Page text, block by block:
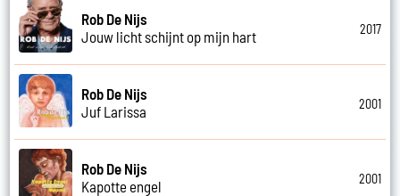
Rob De Nijs
Jouw licht schijnt op mijn hart
2017
Rob De Nijs
Juf Larissa
2001
Rob De Nijs
Kapotte engel
2001